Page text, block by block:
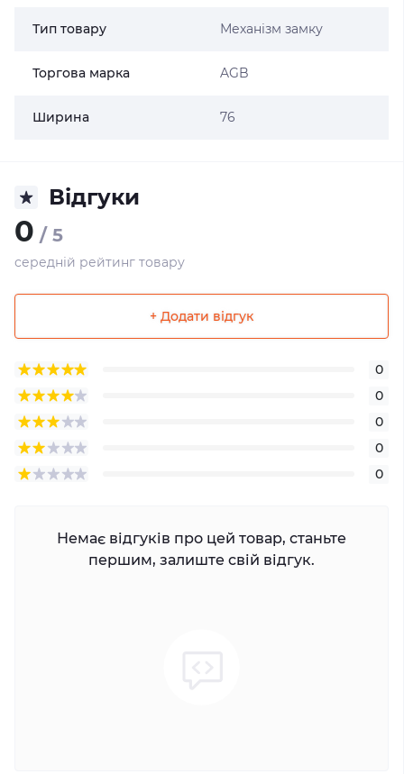
Тип товару Механізм замку
Торгова марка AGB
Ширина 76
Відгуки
0 / 5
середній рейтинг товару
+ Додати відгук
0
0
0
0
0
Немає відгуків про цей товар, станьте
першим, залиште свій відгук.